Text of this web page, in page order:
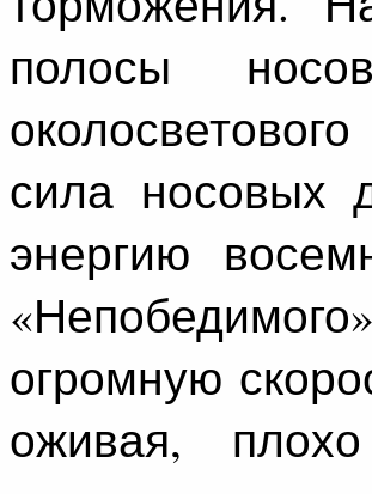
полосы
сила носовых
энергию
огромную
оживая,